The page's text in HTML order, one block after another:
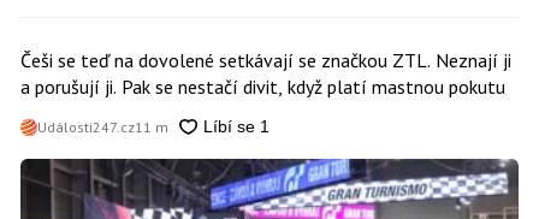
Češi se teď na dovolené setkávají se značkou ZTL. Neznají ji
a porušují ji. Pak se nestačí divit, když platí mastnou pokutu
Události247.cz11 m